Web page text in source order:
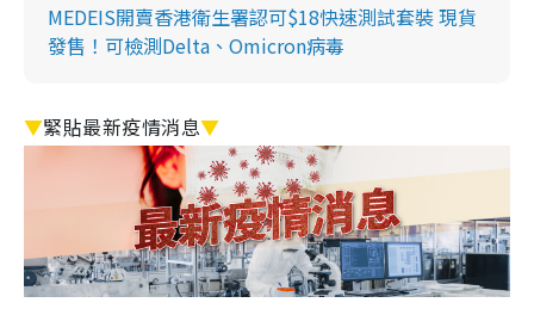
MEDEIS開賣香港衛生署認可$18快速測試套裝 現貨
發售！可檢測Delta、Omicron病毒
▼緊貼最新疫情消息▼